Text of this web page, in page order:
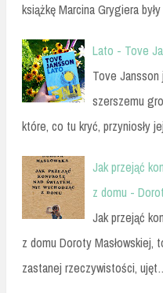
książkę Marcina Grygiera
Lato - Tove
Tove Jansson
szerszemu
które, co tu kryć, przyniosły
Jak przejąć
z domu -
Jak przejąć
z domu Doroty Masłowskiej,
zastanej rzeczywistości,